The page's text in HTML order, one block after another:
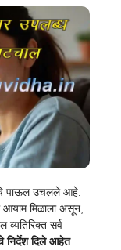
पाऊल उचलले आहे.
मिळाला असून,
व्यतिरिक्त सर्व
दिले आहेत.